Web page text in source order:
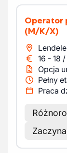
(M/K/X)
16 - 18 /
Opcja
Pełny
Praca